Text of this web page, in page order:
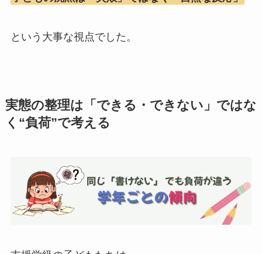
という大事な視点でした。
実態の整理は「できる・できない」ではな
く“負荷”で考える